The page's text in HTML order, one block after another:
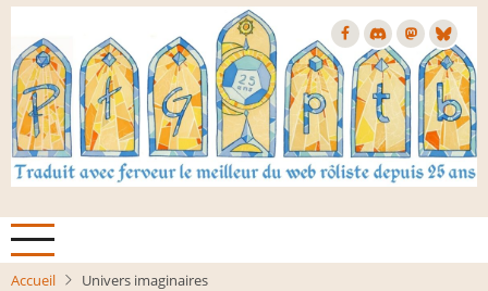
Aller
contenu
principal
Accueil Univers imaginaires